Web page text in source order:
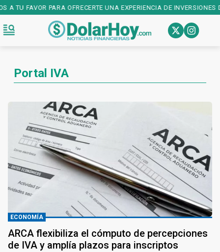
TU FAVOR PARA OFRECERTE UNA EXPERIENCIA DE INVERSIONES
Portal IVA
ECONOMÍA
ARCA flexibiliza el cómputo de percepciones
de IVA y amplía plazos para inscriptos